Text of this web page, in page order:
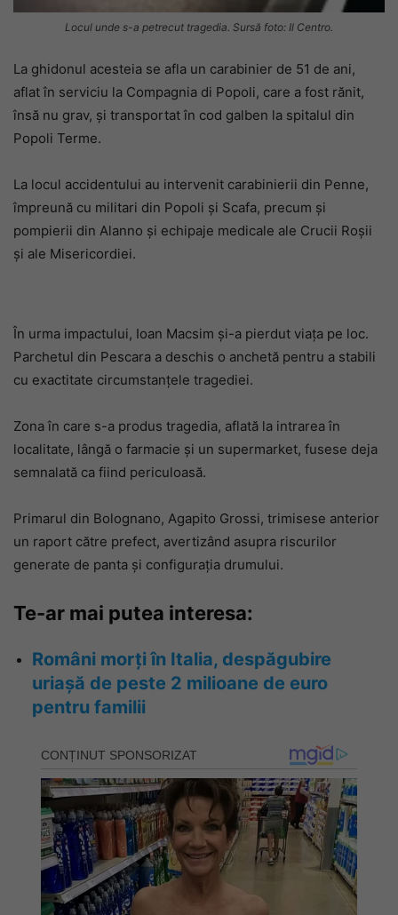
Locul unde s-a petrecut tragedia. Sursă foto: Il Centro.
La ghidonul acesteia se afla un carabinier de 51 de ani,
aflat în serviciu la Compagnia di Popoli, care a fost rănit,
însă nu grav, și transportat în cod galben la spitalul din
Popoli Terme.
La locul accidentului au intervenit carabinierii din Penne,
împreună cu militari din Popoli și Scafa, precum și
pompierii din Alanno și echipaje medicale ale Crucii Roșii
și ale Misericordiei.
În urma impactului, Ioan Macsim și-a pierdut viața pe loc.
Parchetul din Pescara a deschis o anchetă pentru a stabili
cu exactitate circumstanțele tragediei.
Zona în care s-a produs tragedia, aflată la intrarea în
localitate, lângă o farmacie și un supermarket, fusese deja
semnalată ca fiind periculoasă.
Primarul din Bolognano, Agapito Grossi, trimisese anterior
un raport către prefect, avertizând asupra riscurilor
generate de panta și configurația drumului.
Te-ar mai putea interesa:
Români morți în Italia, despăgubire
uriașă de peste 2 milioane de euro
pentru familii